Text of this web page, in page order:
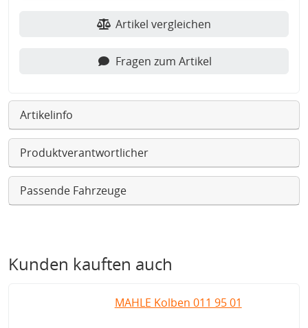
Artikel vergleichen
Fragen zum Artikel
Artikelinfo
Produktverantwortlicher
Passende Fahrzeuge
Kunden kauften auch
MAHLE Kolben 011 95 01